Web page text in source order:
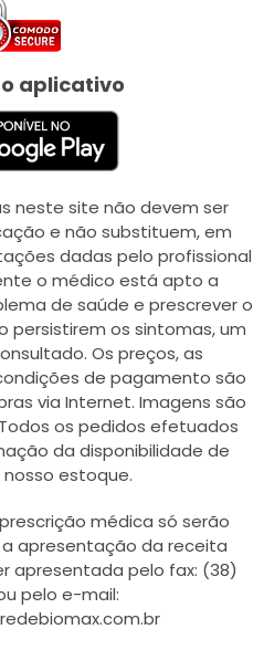
aplicativo
neste site não devem ser
e não substituem, em
dadas pelo profissional
o médico está apto a
de saúde e prescrever o
os sintomas, um
Os preços, as
de pagamento são
via Internet. Imagens são
os pedidos efetuados
da disponibilidade de
estoque.
médica só serão
apresentação da receita
apresentada pelo fax: (38)
pelo e-mail: